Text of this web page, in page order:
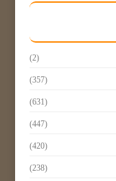
(2)
(357)
(631)
(447)
(420)
(238)